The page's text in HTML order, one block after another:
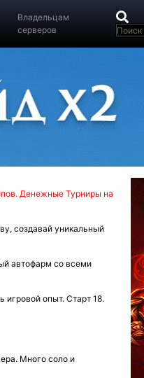
Владельцам
серверов
Денежные Турниры на
создавай уникальный
автофарм со всеми
игровой опыт. Старт 18.
Много соло и